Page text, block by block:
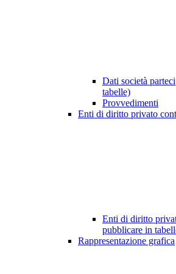
Dati società
tabelle)
Provvedimenti
Enti di diritto privato
Enti di diritto
pubblicare in
Rappresentazione grafica